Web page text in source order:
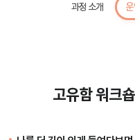
과정 소개
고유함 워